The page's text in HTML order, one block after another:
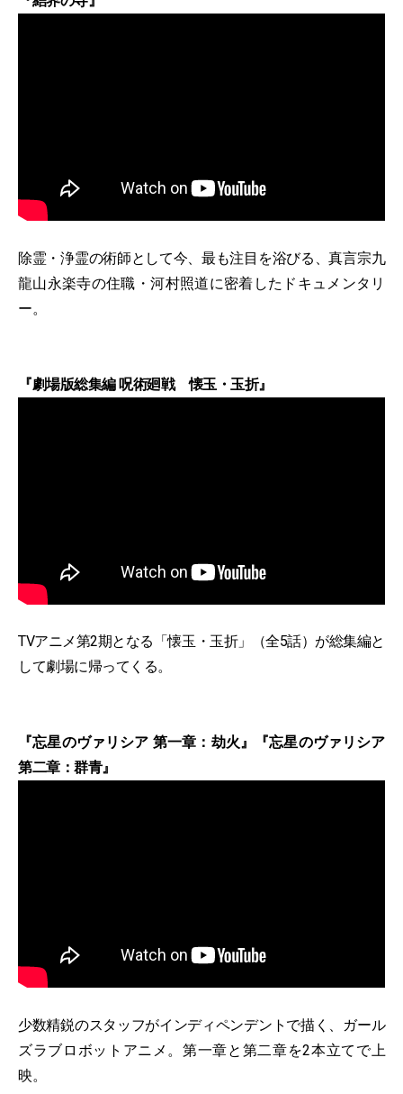
除霊・浄霊の術師として今、最も注目を浴びる、真言宗九
龍山永楽寺の住職・河村照道に密着したドキュメンタリ
ー。
『劇場版総集編 呪術廻戦 懐玉・玉折』
TVアニメ第2期となる「懐玉・玉折」（全5話）が総集編と
して劇場に帰ってくる。
『忘星のヴァリシア 第一章：劫火』『忘星のヴァリシア
第二章：群青』
少数精鋭のスタッフがインディペンデントで描く、ガール
ズラブロボットアニメ。第一章と第二章を2本立てで上
映。